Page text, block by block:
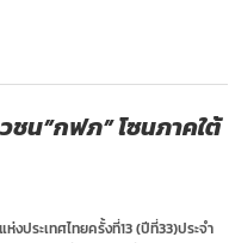
เชียร์
ไทย
ตบ
ชน”กฟภ” โซนภาคใต้
รงประเทศไทยครั้งที่13 (ปีที่33)ประจำ